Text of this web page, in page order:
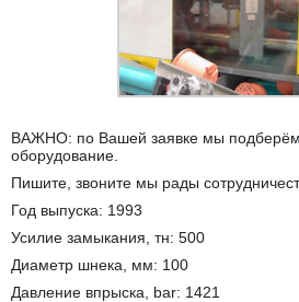
ВАЖНО: по Вашей заявке мы
оборудование.
Пишите, звоните мы рады
Год выпуска: 1993
Усилие замыкания, тн: 500
Диаметр шнека, мм: 100
Давление впрыска, bar: 1421